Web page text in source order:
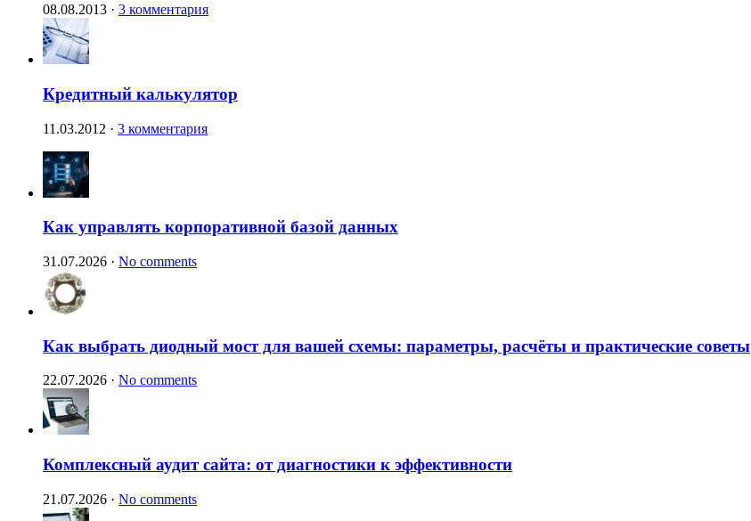
08.08.2013 · 3 комментария
Кредитный калькулятор
11.03.2012 · 3 комментария
Как управлять корпоративной базой данных
31.07.2026 · No comments
Как выбрать диодный мост для вашей схемы: параметры, расчёты и практические советы
22.07.2026 · No comments
Комплексный аудит сайта: от диагностики к эффективности
21.07.2026 · No comments